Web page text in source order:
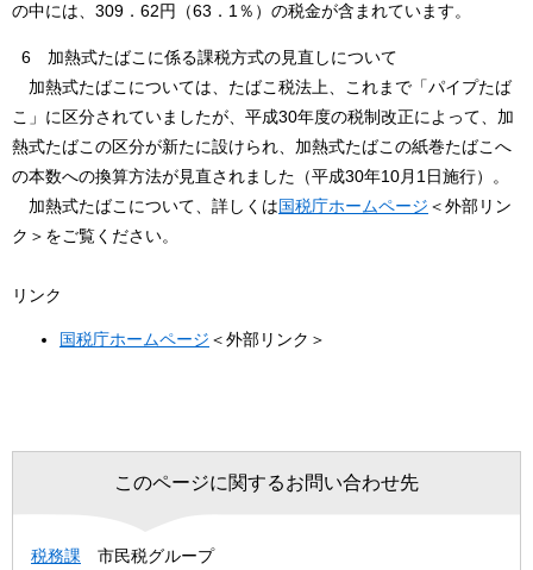
の中には、309．62円（63．1％）の税金が含まれています。
6 加熱式たばこに係る課税方式の見直しについて
加熱式たばこについては、たばこ税法上、これまで「パイプたば
こ」に区分されていましたが、平成30年度の税制改正によって、加
熱式たばこの区分が新たに設けられ、加熱式たばこの紙巻たばこへ
の本数への換算方法が見直されました（平成30年10月1日施行）。
加熱式たばこについて、詳しくは国税庁ホームページ ＜外部リン
ク＞ をご覧ください。
リンク
国税庁ホームページ ＜外部リンク＞
このページに関するお問い合わせ先
税務課
市民税グループ